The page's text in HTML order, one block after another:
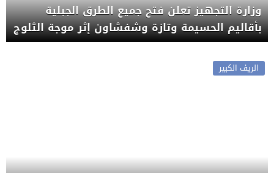
وزارة التجهيز تعلن فتح جميع الطرق الجبلية
بأقاليم الحسيمة وتازة وشفشاون إثر موجة الثلوج
الريف الكبير